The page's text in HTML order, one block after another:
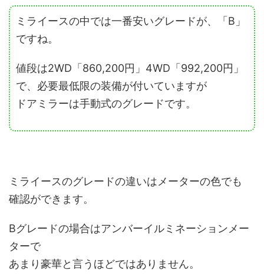
ミライースの中では一番安いグレードが、「B」
ですね。
値段は2WD「860,200円」4WD「992,200円」
で、必要最低限の装備が付いていますが
ドアミラーは手動式のグレードです。
ミライースのグレードの違いはメーターの色でも
確認ができます。
Bグレードの場合はアンバーイルミネーションメー
ターで
あまり豪華と言うほどではありません。